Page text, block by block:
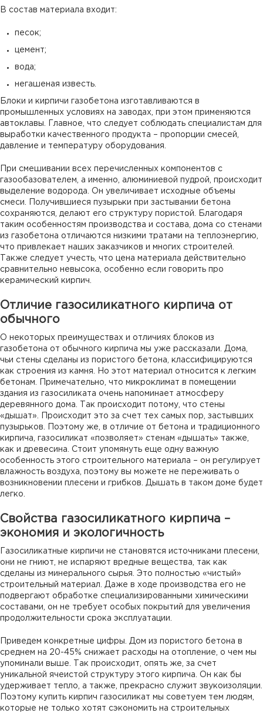
В состав материала входит:
песок;
цемент;
вода;
негашеная известь.
Блоки и кирпичи газобетона изготавливаются в
промышленных условиях на заводах, при этом применяются
автоклавы. Главное, что следует соблюдать специалистам для
выработки качественного продукта – пропорции смесей,
давление и температуру оборудования.
При смешивании всех перечисленных компонентов с
газообазователем, а именно, алюминиевой пудрой, происходит
выделение водорода. Он увеличивает исходные объемы
смеси. Получившиеся пузырьки при застывании бетона
сохраняются, делают его структуру пористой. Благодаря
таким особенностям производства и состава, дома со стенами
из газобетона отличаются низкими тратами на теплоэнергию,
что привлекает наших заказчиков и многих строителей.
Также следует учесть, что цена материала действительно
сравнительно невысока, особенно если говорить про
керамический кирпич.
Отличие газосиликатного кирпича от
обычного
О некоторых преимуществах и отличиях блоков из
газобетона от обычного кирпича мы уже рассказали. Дома,
чьи стены сделаны из пористого бетона, классифицируются
как строения из камня. Но этот материал относится к легким
бетонам. Примечательно, что микроклимат в помещении
здания из газосиликата очень напоминает атмосферу
деревянного дома. Так происходит потому, что стены
«дышат». Происходит это за счет тех самых пор, застывших
пузырьков. Поэтому же, в отличие от бетона и традиционного
кирпича, газосиликат «позволяет» стенам «дышать» также,
как и древесина. Стоит упомянуть еще одну важную
особенность этого строительного материала – он регулирует
влажность воздуха, поэтому вы можете не переживать о
возникновении плесени и грибков. Дышать в таком доме будет
легко.
Свойства газосиликатного кирпича –
экономия и экологичность
Газосиликатные кирпичи не становятся источниками плесени,
они не гниют, не испаряют вредные вещества, так как
сделаны из минерального сырья. Это полностью «чистый»
строительный материал. Даже в ходе производства его не
подвергают обработке специализированными химическими
составами, он не требует особых покрытий для увеличения
продолжительности срока эксплуатации.
Приведем конкретные цифры. Дом из пористого бетона в
среднем на 20-45% снижает расходы на отопление, о чем мы
упоминали выше. Так происходит, опять же, за счет
уникальной ячеистой структуру этого кирпича. Он как бы
удерживает тепло, а также, прекрасно служит звукоизоляции.
Поэтому купить кирпич газосиликат мы советуем тем людям,
которые не только хотят сэкономить на строительных